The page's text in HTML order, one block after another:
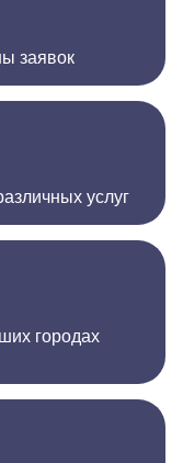
заявок
услуг
городах